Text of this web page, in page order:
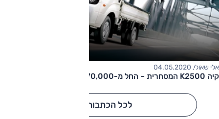
אלי שאולי, 04.05.2020
קיה K2500 המסחרית – החל מ-170,000 שקלים
לכל הכתבות